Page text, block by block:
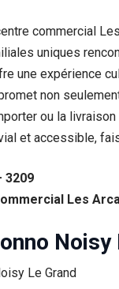
commercial
uniques
une expérience
non
ou la
et accessible,
3209
Les
Noisy